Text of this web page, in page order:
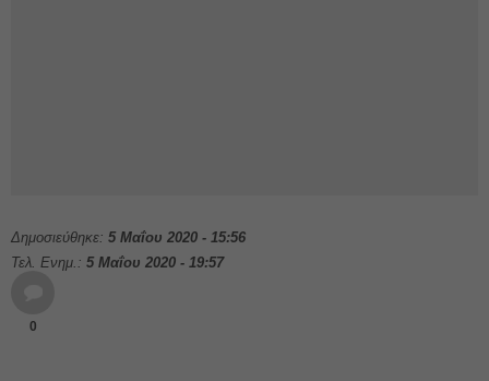
Δημοσιεύθηκε: 5 Μαΐου 2020 - 15:56
Τελ. Ενημ.: 5 Μαΐου 2020 - 19:57
0